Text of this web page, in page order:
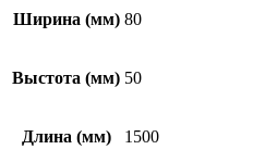
Ширина (мм) 80
Выстота (мм) 50
Длина (мм) 1500